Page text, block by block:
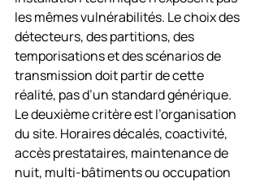
les mêmes vulnérabilités. Le choix des
détecteurs, des partitions, des
temporisations et des scénarios de
transmission doit partir de cette
réalité, pas d’un standard générique.
Le deuxième critère est l’organisation
du site. Horaires décalés, coactivité,
accès prestataires, maintenance de
nuit, multi-bâtiments ou occupation